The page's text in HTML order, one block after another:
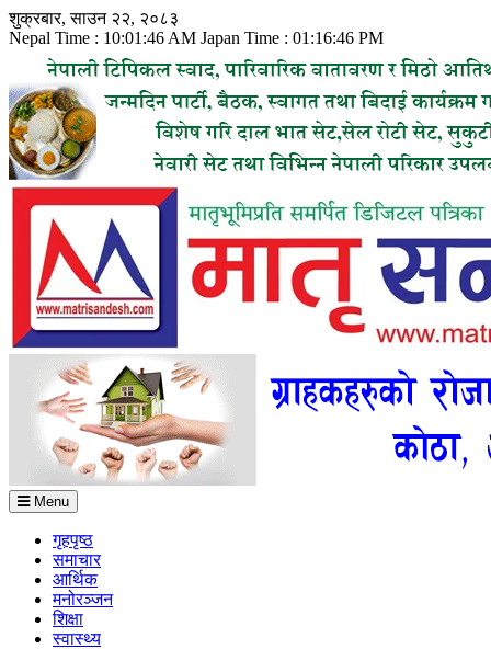
Skip
to
content
शुक्रबार, साउन २२, २०८३
Nepal Time : 10:01:48 AM Japan Time : 01:16:48 PM
Menu
गृहपृष्ठ
समाचार
आर्थिक
मनोरञ्जन
शिक्षा
स्वास्थ्य